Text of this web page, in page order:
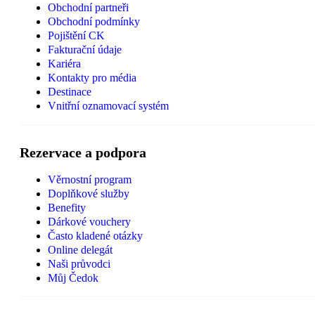
Obchodní partneři
Obchodní podmínky
Pojištění CK
Fakturační údaje
Kariéra
Kontakty pro média
Destinace
Vnitřní oznamovací systém
Rezervace a podpora
Věrnostní program
Doplňkové služby
Benefity
Dárkové vouchery
Často kladené otázky
Online delegát
Naši průvodci
Můj Čedok